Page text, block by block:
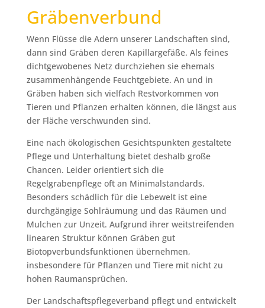
Gräbenverbund
Wenn Flüsse die Adern unserer Landschaften sind,
dann sind Gräben deren Kapillargefäße. Als feines
dichtgewobenes Netz durchziehen sie ehemals
zusammenhängende Feuchtgebiete. An und in
Gräben haben sich vielfach Restvorkommen von
Tieren und Pflanzen erhalten können, die längst aus
der Fläche verschwunden sind.
Eine nach ökologischen Gesichtspunkten gestaltete
Pflege und Unterhaltung bietet deshalb große
Chancen. Leider orientiert sich die
Regelgrabenpflege oft an Minimalstandards.
Besonders schädlich für die Lebewelt ist eine
durchgängige Sohlräumung und das Räumen und
Mulchen zur Unzeit. Aufgrund ihrer weitstreifenden
linearen Struktur können Gräben gut
Biotopverbundsfunktionen übernehmen,
insbesondere für Pflanzen und Tiere mit nicht zu
hohen Raumansprüchen.
Der Landschaftspflegeverband pflegt und entwickelt